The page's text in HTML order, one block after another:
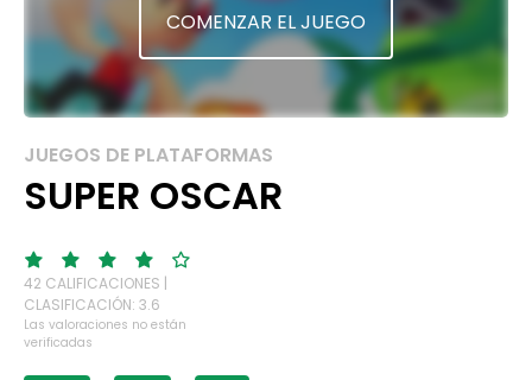
COMENZAR EL JUEGO
JUEGOS DE PLATAFORMAS
SUPER OSCAR
42 CALIFICACIONES |
CLASIFICACIÓN: 3.6
Las valoraciones no están
verificadas